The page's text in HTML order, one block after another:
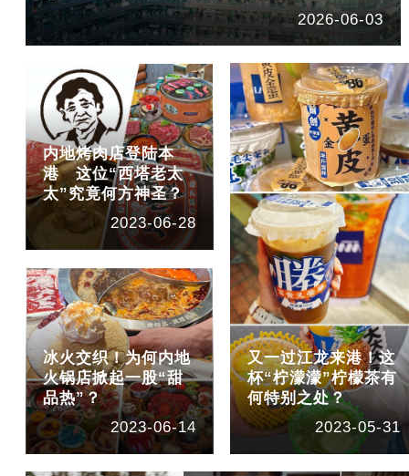
2026-06-03
内地烤肉店登陆本
港 这位“西塔老太
太”究竟何方神圣？
2023-06-28
冰火交织！为何内地
火锅店掀起一股“甜
品热”？
2023-06-14
又一过江龙来港！这
杯“柠濛濛”柠檬茶有
何特别之处？
2023-05-31